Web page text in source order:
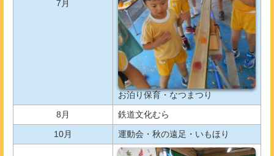
7月
お泊り保育・なつまつり
8月
鉄道文化むら
10月
運動会・秋の遠足・いもほり